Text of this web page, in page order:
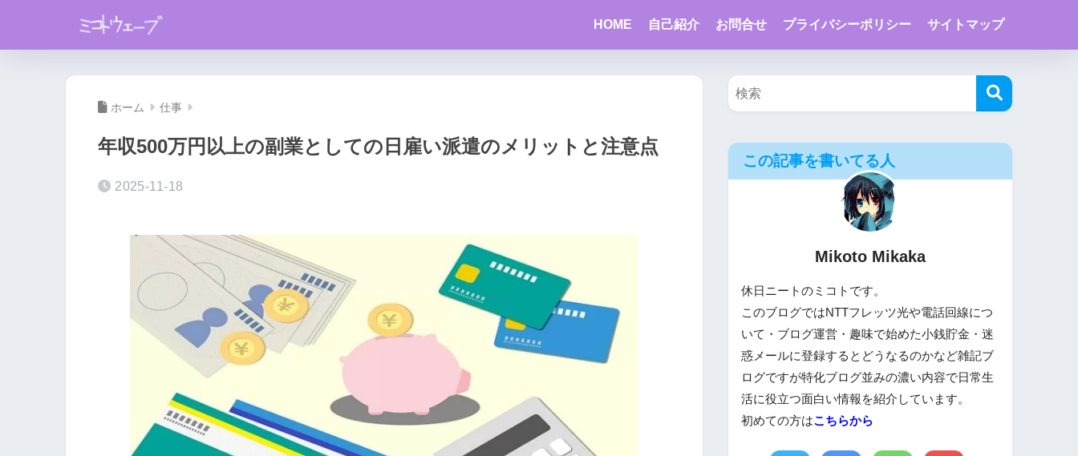
HOME 自己紹介 お問合せ プライバシーポリシー サイトマップ
ホーム 仕事
年収500万円以上の副業としての日雇い派遣のメリットと注意点
2025-11-18
この記事を書いてる人
Mikoto Mikaka
休日ニートのミコトです。
このブログではNTTフレッツ光や電話回線につ
いて・ブログ運営・趣味で始めた小銭貯金・迷
惑メールに登録するとどうなるのかなど雑記ブ
ログですが特化ブログ並みの濃い内容で日常生
活に役立つ面白い情報を紹介しています。
初めての方はこちらから